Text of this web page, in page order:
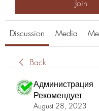
Join
Discussion Media
Back
Администрация
Рекомендует
August 28, 2023